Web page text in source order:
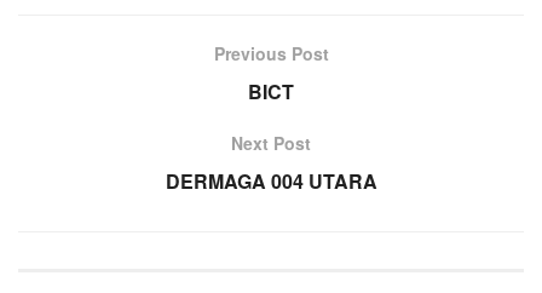
Previous Post
BICT
Next Post
DERMAGA 004 UTARA